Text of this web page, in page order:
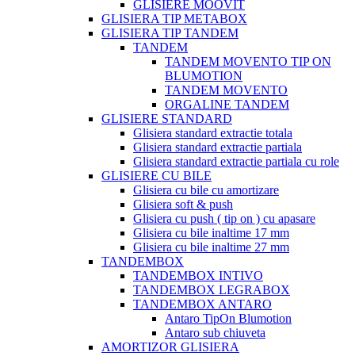
GLISIERE MOOVIT
GLISIERA TIP METABOX
GLISIERA TIP TANDEM
TANDEM
TANDEM MOVENTO TIP ON
BLUMOTION
TANDEM MOVENTO
ORGALINE TANDEM
GLISIERE STANDARD
Glisiera standard extractie totala
Glisiera standard extractie partiala
Glisiera standard extractie partiala cu role
GLISIERE CU BILE
Glisiera cu bile cu amortizare
Glisiera soft & push
Glisiera cu push ( tip on ) cu apasare
Glisiera cu bile inaltime 17 mm
Glisiera cu bile inaltime 27 mm
TANDEMBOX
TANDEMBOX INTIVO
TANDEMBOX LEGRABOX
TANDEMBOX ANTARO
Antaro TipOn Blumotion
Antaro sub chiuveta
AMORTIZOR GLISIERA